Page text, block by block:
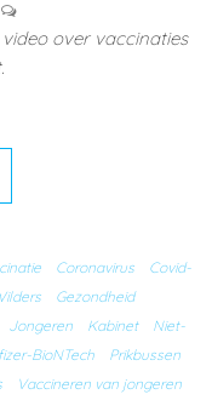
over vaccinaties
Coronavirus
Covid-
Gezondheid
Jongeren Kabinet
Niet-
BioNTech
Prikbussen
Vaccineren van jongeren